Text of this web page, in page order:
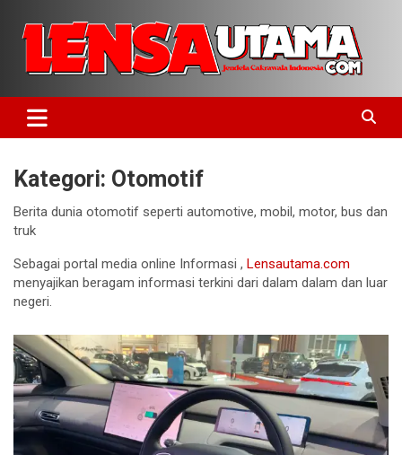
LensaUtama
Kategori: Otomotif
Berita dunia otomotif seperti automotive, mobil, motor, bus dan
truk
Sebagai portal media online Informasi , Lensautama.com
menyajikan beragam informasi terkini dari dalam dalam dan luar
negeri.